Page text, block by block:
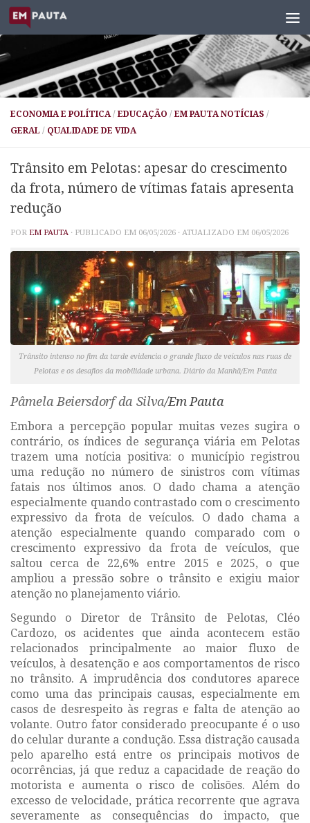
Skip to content
ECONOMIA E POLÍTICA / EDUCAÇÃO / EM PAUTA NOTÍCIAS /
GERAL / QUALIDADE DE VIDA
Trânsito em Pelotas: apesar do crescimento
da frota, número de vítimas fatais apresenta
redução
POR EM PAUTA · PUBLICADO EM 06/05/2026 · ATUALIZADO EM 06/05/2026
Trânsito intenso no fim da tarde evidencia o grande fluxo de veículos nas ruas de
Pelotas e os desafios da mobilidade urbana. Diário da Manhã/Em Pauta
Pâmela Beiersdorf da Silva/Em Pauta
Embora a percepção popular muitas vezes sugira o
contrário, os índices de segurança viária em Pelotas
trazem uma notícia positiva: o município registrou
uma redução no número de sinistros com vítimas
fatais nos últimos anos. O dado chama a atenção
especialmente quando contrastado com o crescimento
expressivo da frota de veículos. O dado chama a
atenção especialmente quando comparado com o
crescimento expressivo da frota de veículos, que
saltou cerca de 22,6% entre 2015 e 2025, o que
ampliou a pressão sobre o trânsito e exigiu maior
atenção no planejamento viário.
Segundo o Diretor de Trânsito de Pelotas, Cléo
Cardozo, os acidentes que ainda acontecem estão
relacionados principalmente ao maior fluxo de
veículos, à desatenção e aos comportamentos de risco
no trânsito. A imprudência dos condutores aparece
como uma das principais causas, especialmente em
casos de desrespeito às regras e falta de atenção ao
volante. Outro fator considerado preocupante é o uso
do celular durante a condução. Essa distração causada
pelo aparelho está entre os principais motivos de
ocorrências, já que reduz a capacidade de reação do
motorista e aumenta o risco de colisões. Além do
excesso de velocidade, prática recorrente que agrava
severamente as consequências do impacto, que